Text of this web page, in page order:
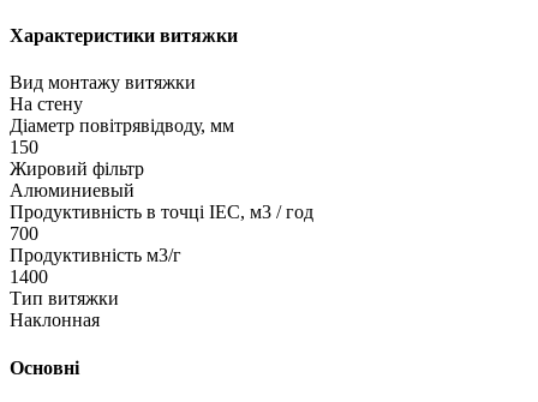
Характеристики витяжки
Вид монтажу витяжки
На стену
Діаметр повітрявідводу, мм
150
Жировий фільтр
Алюминиевый
Продуктивність в точці IEC, м3 / год
700
Продуктивність м3/г
1400
Тип витяжки
Наклонная
Основні